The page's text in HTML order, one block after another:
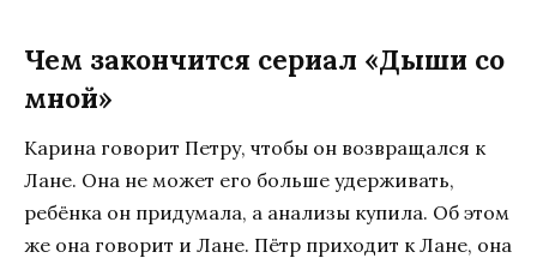
Чем закончится сериал «Дыши со
мной»
Карина говорит Петру, чтобы он возвращался к
Лане. Она не может его больше удерживать,
ребёнка он придумала, а анализы купила. Об этом
же она говорит и Лане. Пётр приходит к Лане, она